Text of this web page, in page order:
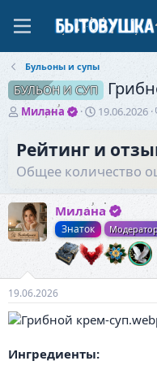
Бульоны и супы
БУЛЬОН И СУП
А
о
р
е
м
ы
Милана
Д
а
н
ч
а
л
а
19.06.2026
Рейтинг и
Общее количество
Милана
Знаток
19.06.2026
Ингредиенты: